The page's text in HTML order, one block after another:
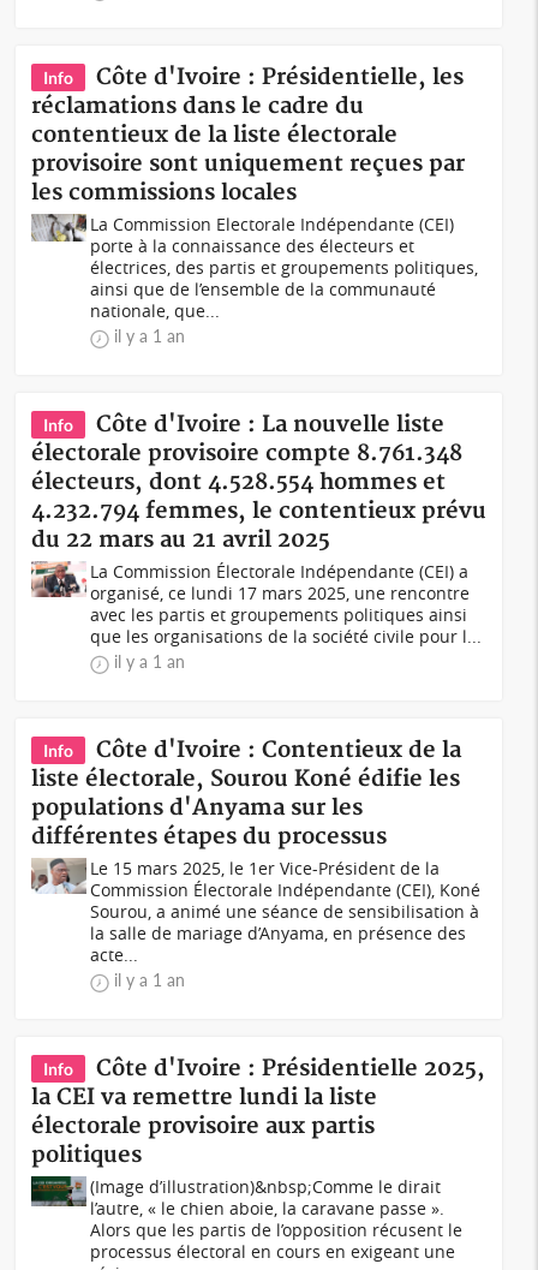
Info
Côte d'Ivoire : Présidentielle, les
réclamations dans le cadre du
contentieux de la liste électorale
provisoire sont uniquement reçues par
les commissions locales
La Commission Electorale Indépendante (CEI)
porte à la connaissance des électeurs et
électrices, des partis et groupements politiques,
ainsi que de l’ensemble de la communauté
nationale, que...
il y a 1 an
Info
Côte d'Ivoire : La nouvelle liste
électorale provisoire compte 8.761.348
électeurs, dont 4.528.554 hommes et
4.232.794 femmes, le contentieux prévu
du 22 mars au 21 avril 2025
La Commission Électorale Indépendante (CEI) a
organisé, ce lundi 17 mars 2025, une rencontre
avec les partis et groupements politiques ainsi
que les organisations de la société civile pour l...
il y a 1 an
Info
Côte d'Ivoire : Contentieux de la
liste électorale, Sourou Koné édifie les
populations d'Anyama sur les
différentes étapes du processus
Le 15 mars 2025, le 1er Vice-Président de la
Commission Électorale Indépendante (CEI), Koné
Sourou, a animé une séance de sensibilisation à
la salle de mariage d’Anyama, en présence des
acte...
il y a 1 an
Info
Côte d'Ivoire : Présidentielle 2025,
la CEI va remettre lundi la liste
électorale provisoire aux partis
politiques
(Image d’illustration)&nbsp;Comme le dirait
l’autre, « le chien aboie, la caravane passe ».
Alors que les partis de l’opposition récusent le
processus électoral en cours en exigeant une